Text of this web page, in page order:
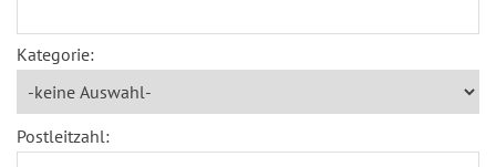
Kategorie:
Postleitzahl: